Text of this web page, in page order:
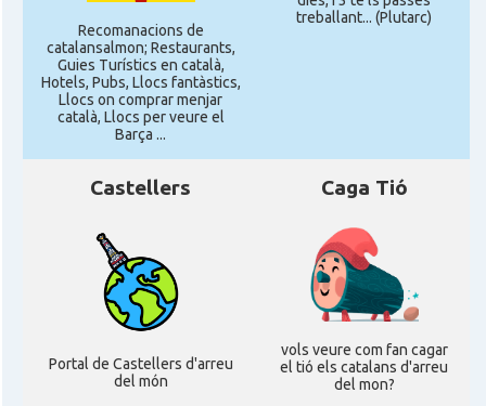
Catalans a MILTON KEYNES
CAMON Catalans a Newcastle upon Tyne
CAMON
CAMON Catalans a Portsmouth
CAMON
Catalans a RUGBY
Recomanacions de
catalansalmon; Restaurants,
Guies Turístics en català,
Hotels, Pubs, Llocs fantàstics,
Llocs on comprar menjar
català, Llocs per veure el
Barça ...
treballant... (Plutarc)
Castellers
Portal de Castellers d'arreu
del món
Caga Tió
vols veure com fan cagar
el tió els catalans d'arreu
del mon?